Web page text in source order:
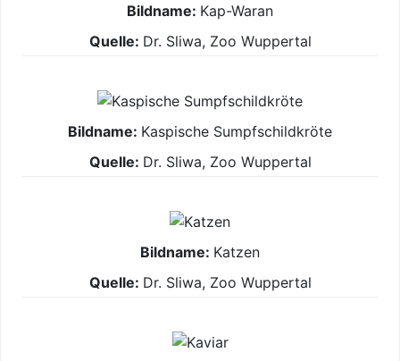
Kap-Waran
Dr. Sliwa, Zoo Wuppertal
Kaspische Sumpfschildkröte
Dr. Sliwa, Zoo Wuppertal
Katzen
Dr. Sliwa, Zoo Wuppertal